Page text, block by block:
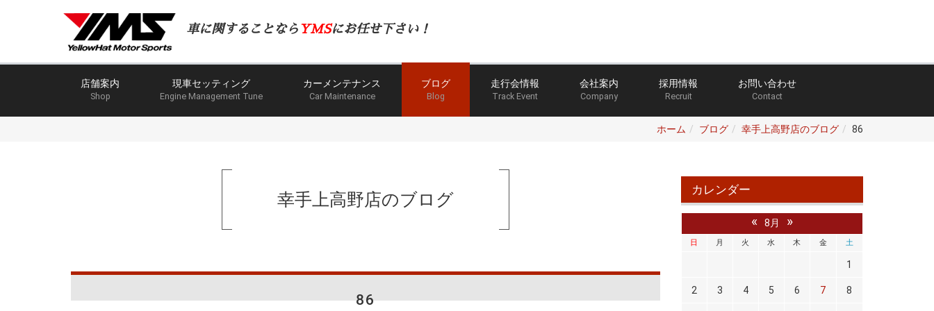
車に関することなら YMSにお任せ下さい！
店舗案内
Shop
現車セッティング
Engine Management Tune
カーメンテナンス
Car Maintenance
ブログ
Blog
走行会情報
Track Event
会社案内
Company
採用情報
Recruit
お問い合わせ
Contact
ホーム ブログ 幸手上高野店のブログ 86
幸手上高野店のブログ
86
カレンダー
« 8月 »
日 月 火 水 木 金 土
1
2 3 4 5 6 7 8